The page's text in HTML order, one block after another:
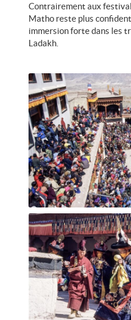
Contrairement aux
Matho reste plus
immersion forte dans les
Ladakh.